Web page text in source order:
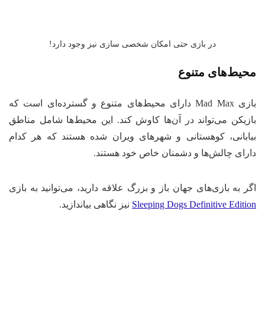
در بازی حتی امکان شخصی سازی نیز وجود دارد!
متنوع
بازی Mad Max دارای محیط‌های متنوع و گسترده‌ای است که
می‌تواند در آن‌ها کاوش کند. این محیط‌ها شامل مناطق
کوهستانی و شهرهای ویران شده هستند که هر کدام
چالش‌ها و دشمنان خاص خود هستند.
به بازی‌های جهان باز و بزرگ علاقه دارید، می‌توانید به بازی
Sleeping Dogs Definitiveنیز نگاهی بیاندازید.